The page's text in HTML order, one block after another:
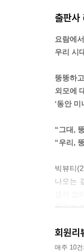
출판사
요람에
우리 시
뚱뚱하
외모에
‘동안
“그대,
“우리,
빅뷰티
나오는
우리가
이 책은
회원리
매주 10